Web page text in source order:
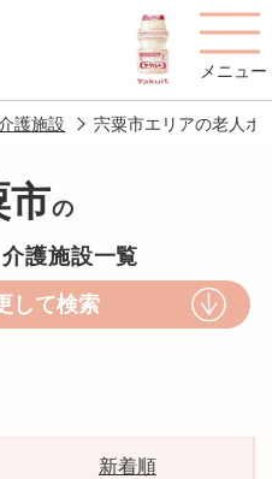
メニュー
ついて 費用について
護施設 宍粟市エリアの老人ホ
市の
護施設一覧
して検索
新着順